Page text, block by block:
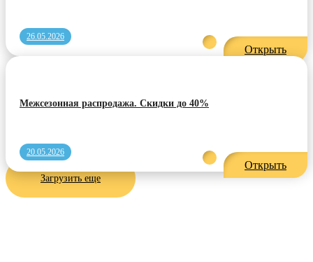
26.05.2026
Открыть
Межсезонная распродажа. Скидки до 40%
20.05.2026
Открыть
Загрузить еще